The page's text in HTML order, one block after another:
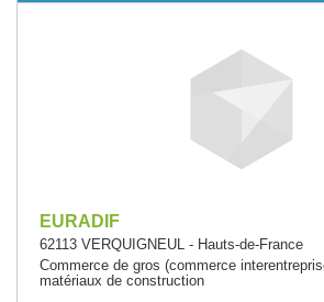
EURADIF
62113 VERQUIGNEUL - Hauts-de-France
Commerce de gros (commerce
matériaux de construction